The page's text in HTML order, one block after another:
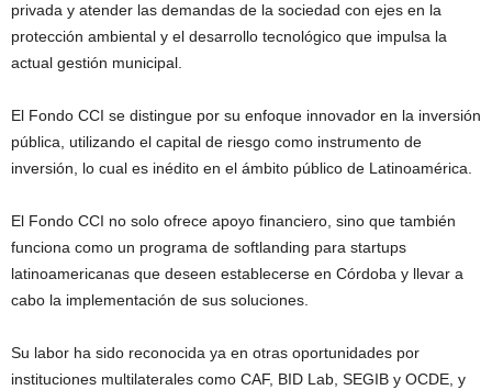
privada y atender las demandas de la sociedad con ejes en la
protección ambiental y el desarrollo tecnológico que impulsa la
actual gestión municipal.
El Fondo CCI se distingue por su enfoque innovador en la inversión
pública, utilizando el capital de riesgo como instrumento de
inversión, lo cual es inédito en el ámbito público de Latinoamérica.
El Fondo CCI no solo ofrece apoyo financiero, sino que también
funciona como un programa de softlanding para startups
latinoamericanas que deseen establecerse en Córdoba y llevar a
cabo la implementación de sus soluciones.
Su labor ha sido reconocida ya en otras oportunidades por
instituciones multilaterales como CAF, BID Lab, SEGIB y OCDE, y